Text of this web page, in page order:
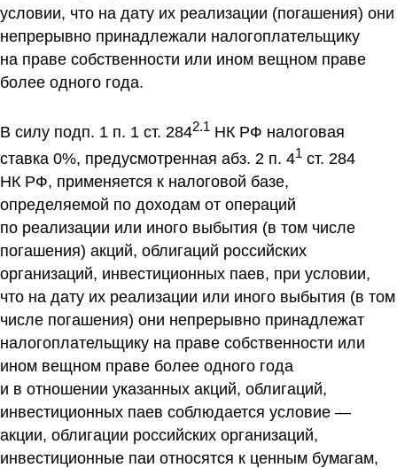
условии, что на дату их реализации (погашения) они
непрерывно принадлежали налогоплательщику
на праве собственности или ином вещном праве
более одного года.
В силу подп. 1 п. 1 ст. 2842.1 НК РФ налоговая
ставка 0%, предусмотренная абз. 2 п. 41 ст. 284
НК РФ, применяется к налоговой базе,
определяемой по доходам от операций
по реализации или иного выбытия (в том числе
погашения) акций, облигаций российских
организаций, инвестиционных паев, при условии,
что на дату их реализации или иного выбытия (в том
числе погашения) они непрерывно принадлежат
налогоплательщику на праве собственности или
ином вещном праве более одного года
и в отношении указанных акций, облигаций,
инвестиционных паев соблюдается условие —
акции, облигации российских организаций,
инвестиционные паи относятся к ценным бумагам,